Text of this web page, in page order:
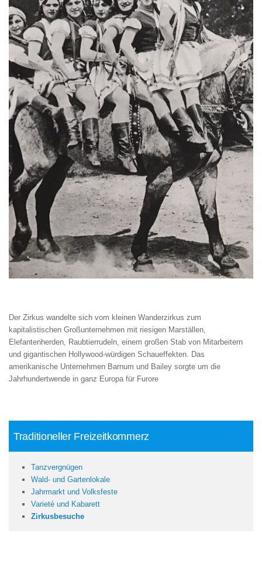
Der Zirkus wandelte sich vom kleinen Wanderzirkus zum
kapitalistischen Großunternehmen mit riesigen Marställen,
Elefantenherden, Raubtierrudeln, einem großen Stab von Mitarbeitern
und gigantischen Hollywood-würdigen Schaueffekten. Das
amerikanische Unternehmen Barnum und Bailey sorgte um die
Jahrhundertwende in ganz Europa für Furore
Traditioneller Freizeitkommerz
Tanzvergnügen
Wald- und Gartenlokale
Jahrmarkt und Volksfeste
Varieté und Kabarett
Zirkusbesuche